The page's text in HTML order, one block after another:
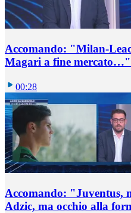
Accomando: "Milan-
Magari a fine mercato…"
00:28
Accomando: "Juventus,
Adzic, ma occhio alla